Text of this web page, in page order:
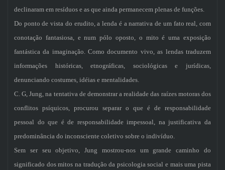
declinaram em resíduos e as que ainda permanecem plenas de funções.
Do ponto de vista do erudito, a lenda é a narrativa de um fato real, com
conotação fantasiosa, e num pólo oposto, o mito é uma exposição
fantástica da imaginação. Como documento vivo, as lendas traduzem
informações históricas, etnográficas, sociológicas e jurídicas,
denunciando costumes, idéias e mentalidades.
C. G, Jung, na tentativa de demonstrar a realidade das raízes motoras dos
conflitos psíquicos, procurou separar o que é de responsabilidade
pessoal do que é de responsabilidade impessoal, na justificativa da
predominância do inconsciente coletivo sobre o indivíduo.
Sem ser seu objetivo, Jung mostrou-nos um grande caminho do
significado dos mitos na tradução da psicologia social e mais uma pista